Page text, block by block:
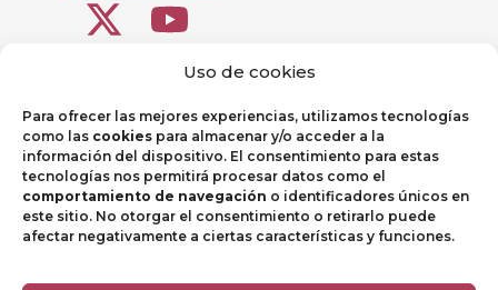
Uso de cookies
Para ofrecer las mejores experiencias, utilizamos tecnologías
como las cookies para almacenar y/o acceder a la
información del dispositivo. El consentimiento para estas
tecnologías nos permitirá procesar datos como el
comportamiento de navegación o identificadores únicos en
este sitio. No otorgar el consentimiento o retirarlo puede
afectar negativamente a ciertas características y funciones.
Portal de Empleados
Aviso legal